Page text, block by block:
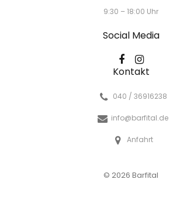
9:30 – 18:00 Uhr
Social Media
Kontakt
040 / 36916238
info@barfital.de
Anfahrt
© 2026 Barfital